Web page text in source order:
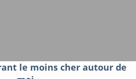
le moins cher autour de